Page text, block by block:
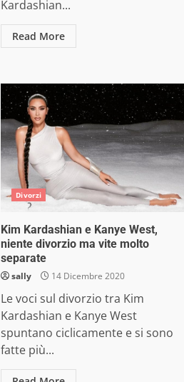
Kardashian...
Read More
Divorzi
Kim Kardashian e Kanye West,
niente divorzio ma vite molto
separate
sally 14 Dicembre 2020
Le voci sul divorzio tra Kim
Kardashian e Kanye West
spuntano ciclicamente e si sono
fatte più...